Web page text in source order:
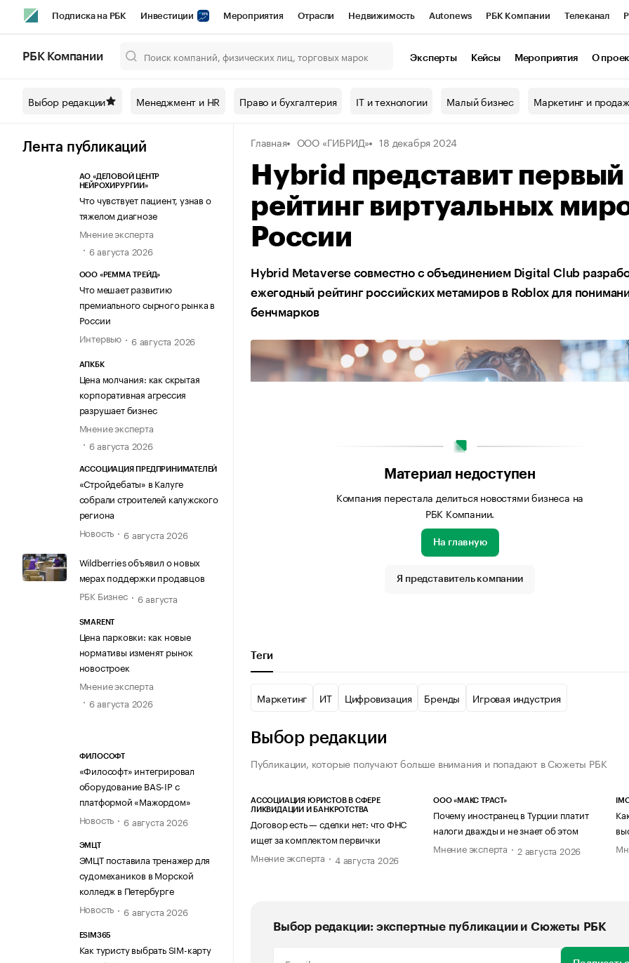
Подписка на РБК Инвестиции Мероприятия Отрасли Недвижимость Autonews РБК Компании Телеканал
Спецпроекты СПб Конференции СПб Спецпроекты Проверка контрагентов
Технологии и медиа Рынок наличной валюты
РБК Компании Эксперты Кейсы Мероприятия О
Выбор редакции Менеджмент и HR Право и бухгалтерия IT и технологии Малый бизнес Маркетинг и
Лента публикаций
АО «ДЕЛОВОЙ ЦЕНТР
НЕЙРОХИРУРГИИ»
Что чувствует пациент, узнав о
тяжелом диагнозе
Мнение эксперта
6 августа 2026
ООО «РЕММА ТРЕЙД»
Что мешает развитию
премиального сырного рынка в
России
Интервью
6 августа 2026
АПКБК
Цена молчания: как скрытая
корпоративная агрессия
разрушает бизнес
Мнение эксперта
6 августа 2026
АССОЦИАЦИЯ ПРЕДПРИНИМАТЕЛЕЙ
«Стройдебаты» в Калуге
собрали строителей калужского
региона
Новость
6 августа 2026
Wildberries объявил о новых
мерах поддержки продавцов
РБК Бизнес
6 августа
SMARENT
Цена парковки: как новые
нормативы изменят рынок
новостроек
Мнение эксперта
6 августа 2026
ФИЛОСОФТ
«Философт» интегрировал
оборудование BAS-IP с
платформой «Мажордом»
Новость
6 августа 2026
ЭМЦТ
ЭМЦТ поставила тренажер для
судомехаников в Морской
колледж в Петербурге
Новость
6 августа 2026
ESIM365
Как туристу выбрать SIM-карту
Главная ООО «ГИБРИД» 18 декабря 2024
Hybrid представит первый
рейтинг виртуальных
России
Hybrid Metaverse совместно с объединением Digital Club
ежегодный рейтинг российских метамиров в Roblox для
бенчмарков
Материал недоступен
Компания перестала делиться новостями бизнеса на
РБК Компании.
На главную
Я представитель компании
Теги
Маркетинг ИТ Цифровизация Бренды Игровая индустрия
Выбор редакции
Публикации, которые получают больше внимания и попадают в Сюжеты РБК
АССОЦИАЦИЯ ЮРИСТОВ В СФЕРЕ
ЛИКВИДАЦИИ И БАНКРОТСТВА
Договор есть — сделки нет: что ФНС
ищет за комплектом первички
Мнение эксперта
4 августа 2026
ООО «МАКС ТРАСТ»
Почему иностранец в Турции платит
налоги дважды и не знает об этом
Мнение эксперта
2 августа 2026
Выбор редакции: экспертные публикации и Сюжеты РБК